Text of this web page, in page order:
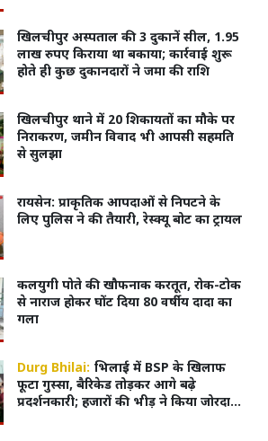
खिलचीपुर अस्पताल की 3 दुकानें सील, 1.95
लाख रुपए किराया था बकाया; कार्रवाई शुरू
होते ही कुछ दुकानदारों ने जमा की राशि
खिलचीपुर थाने में 20 शिकायतों का मौके पर
निराकरण, जमीन विवाद भी आपसी सहमति
से सुलझा
रायसेन: प्राकृतिक आपदाओं से निपटने के
लिए पुलिस ने की तैयारी, रेस्क्यू बोट का ट्रायल
कलयुगी पोते की खौफनाक करतूत, रोक-टोक
से नाराज होकर घोंट दिया 80 वर्षीय दादा का
गला
Durg Bhilai: भिलाई में BSP के खिलाफ
फूटा गुस्सा, बैरिकेड तोड़कर आगे बढ़े
प्रदर्शनकारी; हजारों की भीड़ ने किया जोरदार